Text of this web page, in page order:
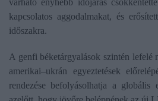
várható enyhébb időjárás
kapcsolatos aggodalmakat, és
időszakra.
A genfi béketárgyalások szintén lefelé
amerikai–ukrán egyeztetések
rendezése befolyásolhatja a globális